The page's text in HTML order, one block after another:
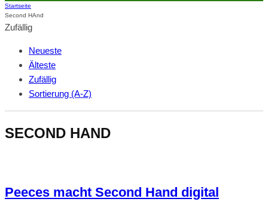
Startseite
Second HAnd
Zufällig
Neueste
Älteste
Zufällig
Sortierung (A-Z)
SECOND HAND
Peeces macht Second Hand digital